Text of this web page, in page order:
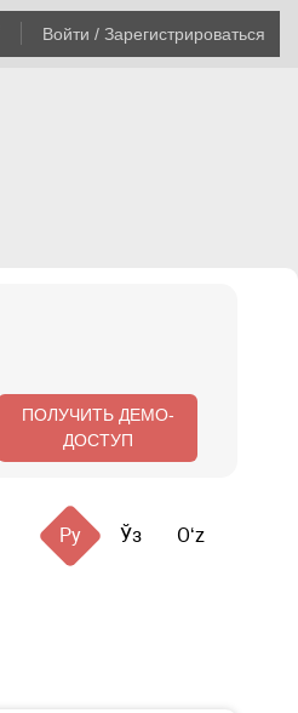
Войти / Зарегистрироваться
ПОЛУЧИТЬ ДЕМО-
ДОСТУП
Ру Ўз Oʻz